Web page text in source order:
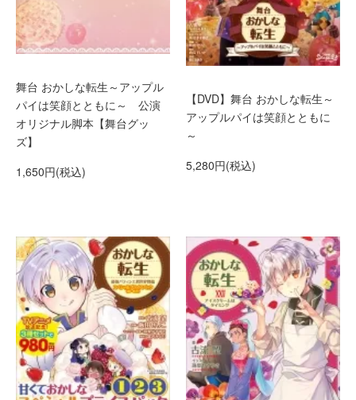
舞台 おかしな転生～アップル
パイは笑顔とともに～ 公演
オリジナル脚本【舞台グッ
ズ】
1,650円(税込)
【DVD】舞台 おかしな転生～
アップルパイは笑顔とともに
～
5,280円(税込)